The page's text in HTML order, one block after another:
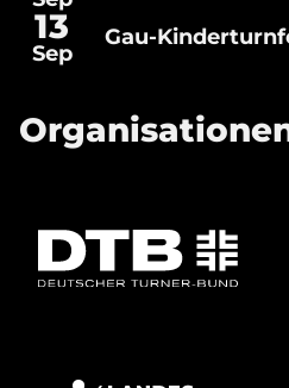
13
Sep
Gau-
Gau-
Kinderturnfest